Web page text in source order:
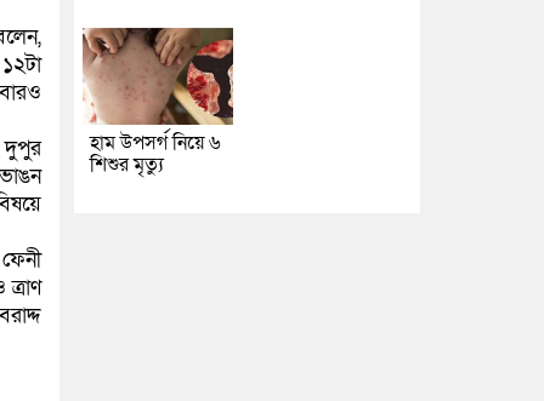
দুপুর
হাম উপসর্গ নিয়ে ৬
শিশুর মৃত্যু